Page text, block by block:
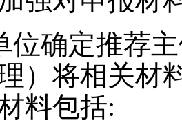
位确定推荐
）将相关材
料包括: